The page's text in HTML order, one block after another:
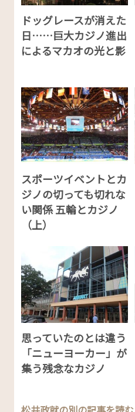
ドッグレースが消えた
日……巨大カジノ進出
によるマカオの光と影
スポーツイベントとカ
ジノの切っても切れな
い関係 五輪とカジノ
（上）
思っていたのとは違う
「ニューヨーカー」が
集う残念なカジノ